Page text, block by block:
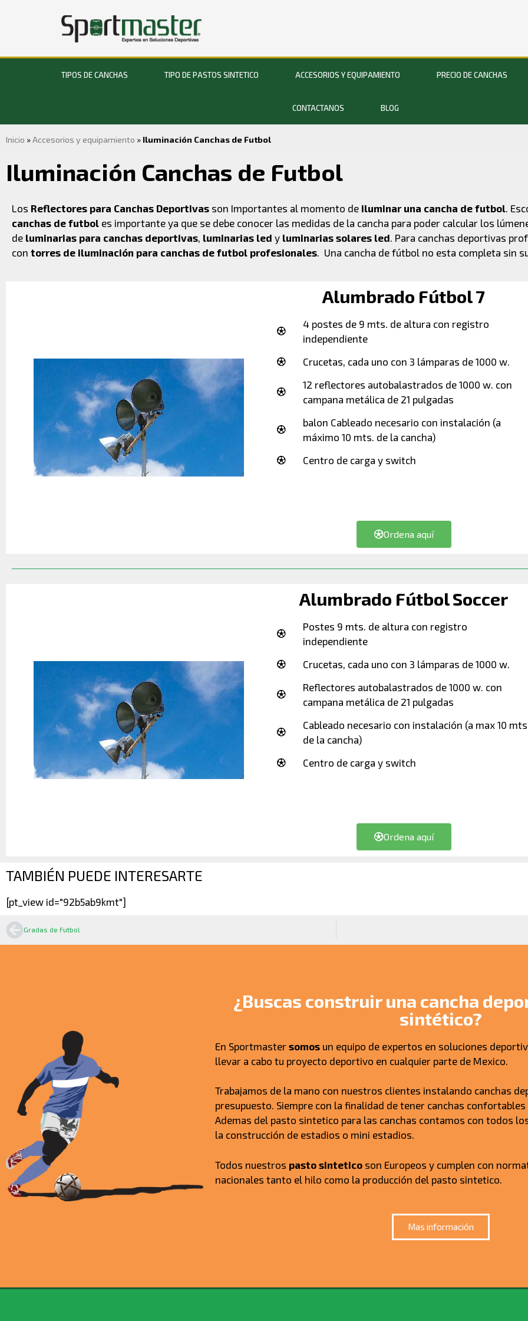
TIPOS DE CANCHAS TIPO DE PASTOS SINTETICO ACCESORIOS Y EQUIPAMIENTO PRECIO DE CANCHAS
CONTACTANOS BLOG
Inicio »Accesorios y equipamiento » Iluminación Canchas de Futbol
Iluminación Canchas de Futbol
Los Reflectores para Canchas Deportivas son Importantes al momento de iluminar una cancha de futbol.
canchas de futbol es importante ya que se debe conocer las medidas de la cancha para poder calcular los
de luminarias para canchas deportivas, luminarias led y luminarias solares led. Para canchas deportivas
con torres de iluminación para canchas de futbol profesionales. Una cancha de fútbol no esta completa sin
Alumbrado Fútbol 7
4 postes de 9 mts. de altura con registro
independiente
Crucetas, cada uno con 3 lámparas de 1000 w.
12 reflectores autobalastrados de 1000 w. con
campana metálica de 21 pulgadas
balon Cableado necesario con instalación (a
máximo 10 mts. de la cancha)
Centro de carga y switch
Ordena aquí
Alumbrado Fútbol Soccer
Postes 9 mts. de altura con registro
independiente
Crucetas, cada uno con 3 lámparas de 1000 w.
Reflectores autobalastrados de 1000 w. con
campana metálica de 21 pulgadas
Cableado necesario con instalación (a max 10
de la cancha)
Centro de carga y switch
Ordena aquí
TAMBIÉN PUEDE INTERESARTE
[pt_view id="92b5ab9kmt"]
Gradas de Futbol
¿Buscas construir una cancha
sintético?
En Sportmastersomos un equipo de expertos en soluciones
llevar a cabo tu proyecto deportivo en cualquier parte de Mexico.
Trabajamos de la mano con nuestros clientes instalando canchas
presupuesto. Siempre con la finalidad de tener canchas
Ademas del pasto sintetico para las canchas contamos con todos
la construcción de estadios o mini estadios.
Todos nuestros pasto sintetico son Europeos y cumplen con
nacionales tanto el hilo como la producción del pasto sintetico.
Mas información